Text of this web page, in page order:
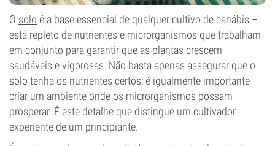
O solo é a base essencial de qualquer cultivo de canábis –
está repleto de nutrientes e microrganismos que trabalham
em conjunto para garantir que as plantas crescem
saudáveis e vigorosas. Não basta apenas assegurar que o
solo tenha os nutrientes certos; é igualmente importante
criar um ambiente onde os microrganismos possam
prosperar. É este detalhe que distingue um cultivador
experiente de um principiante.